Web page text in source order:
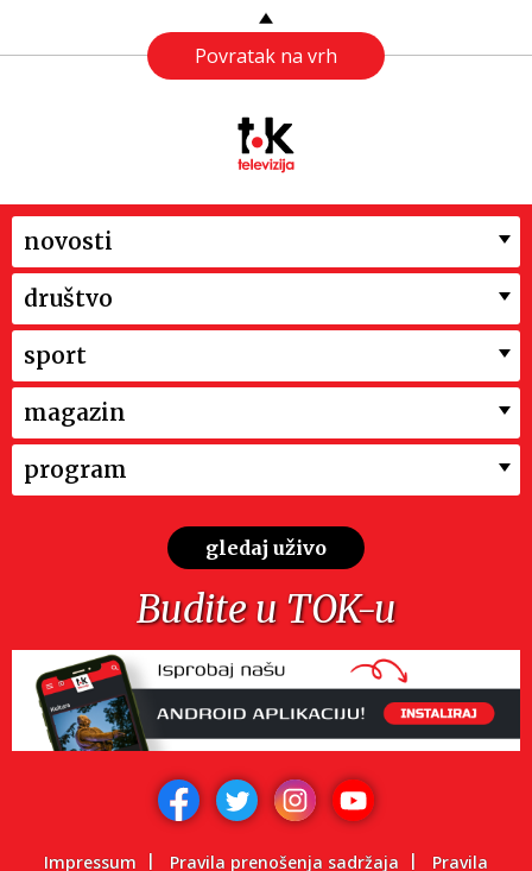
Povratak na vrh
novosti
društvo
sport
magazin
program
gledaj uživo
Budite u TOK-u
Impressum Pravila prenošenja sadržaja Pravila